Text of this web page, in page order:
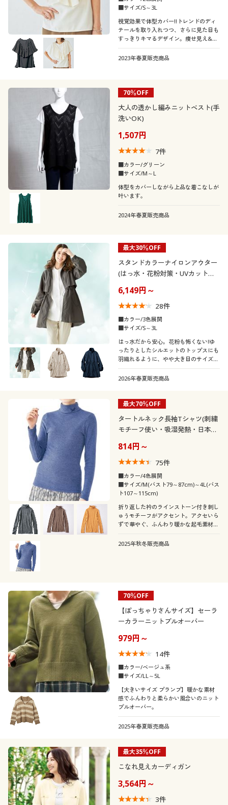
■サイズ/S～3L
視覚効果で体型カバー!!トレンドのディ
テールを取り入れつつ、さらに見た目も
すっきりキマるデザイン。痩せ見え&お
しゃれが同時に叶う秀逸トップス。
2023年春夏販売商品
70％OFF
大人の透かし編みニットベスト(手
洗いOK)
1,507円
7件
■カラー/グリーン
■サイズ/M～L
体型をカバーしながら上品な着こなしが
叶います。
2024年春夏販売商品
最大30％OFF
スタンドカラーナイロンアウター
(はっ水・花粉対策・UVカット・
6,149円～
28件
■カラー/3色展開
■サイズ/S～3L
はっ水だから安心。花粉も怖くない!ゆ
ったりとしたシルエットのトップスにも
羽織れるように、やや大き目のサイズ設
定になっております。また、ウエストの
ドロストを絞って裾をふんわりさせるこ
2026年春夏販売商品
最大70％OFF
タートルネック長袖Tシャツ(刺繍
モチーフ使い・吸湿発熱・日本
814円～
75件
■カラー/4色展開
■サイズ/M(バスト79～87cm)～4L(バス
ト107～115cm)
折り返した衿のラインストーン付き刺し
ゅうモチーフがアクセント。アクセいら
ずで華やぐ、ふんわり暖かな起毛素材の
2025年秋冬販売商品
70％OFF
【ぽっちゃりさんサイズ】セーラ
ーカラーニットプルオーバー
979円～
14件
■カラー/ベージュ系
■サイズ/LL～5L
【大きいサイズ プランプ】暖かな素材
感でふんわりと柔らかい風合いのニット
プルオーバー。
2025年春夏販売商品
最大35％OFF
こなれ見えカーディガン
3,564円～
3件